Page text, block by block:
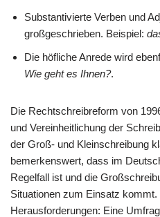
Substantivierte Verben und
großgeschrieben. Beispiel:
Die höfliche Anrede wird
Wie geht es Ihnen?.
Die Rechtschreibreform von
und Vereinheitlichung der
der Groß- und Kleinschreibung
bemerkenswert, dass im
Regelfall ist und die
Situationen zum Einsatz
Herausforderungen: Eine